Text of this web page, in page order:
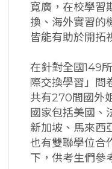
寬廣，在校學習
換、海外實習的
皆能有助於開拓
在針對全國149
際交換學習」問
共有270間國外
國家包括美國、
新加坡、馬來西
也有雙聯學位合
下，供考生們參